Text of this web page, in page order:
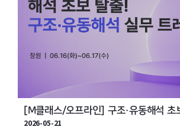
[M클래스/오프라인] 구조·유동해석 초
프라인 실무 교육 (6월, 창원)
2026-05-21